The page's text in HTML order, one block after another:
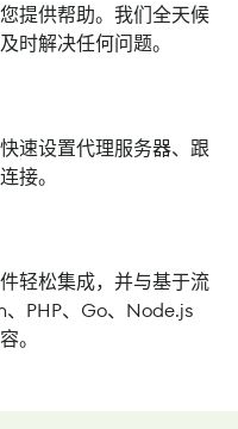
提供帮助。我们全天候
时解决任何问题。
速设置代理服务器、跟
接。
轻松集成，并与基于流
PHP、Go、Node.js
。